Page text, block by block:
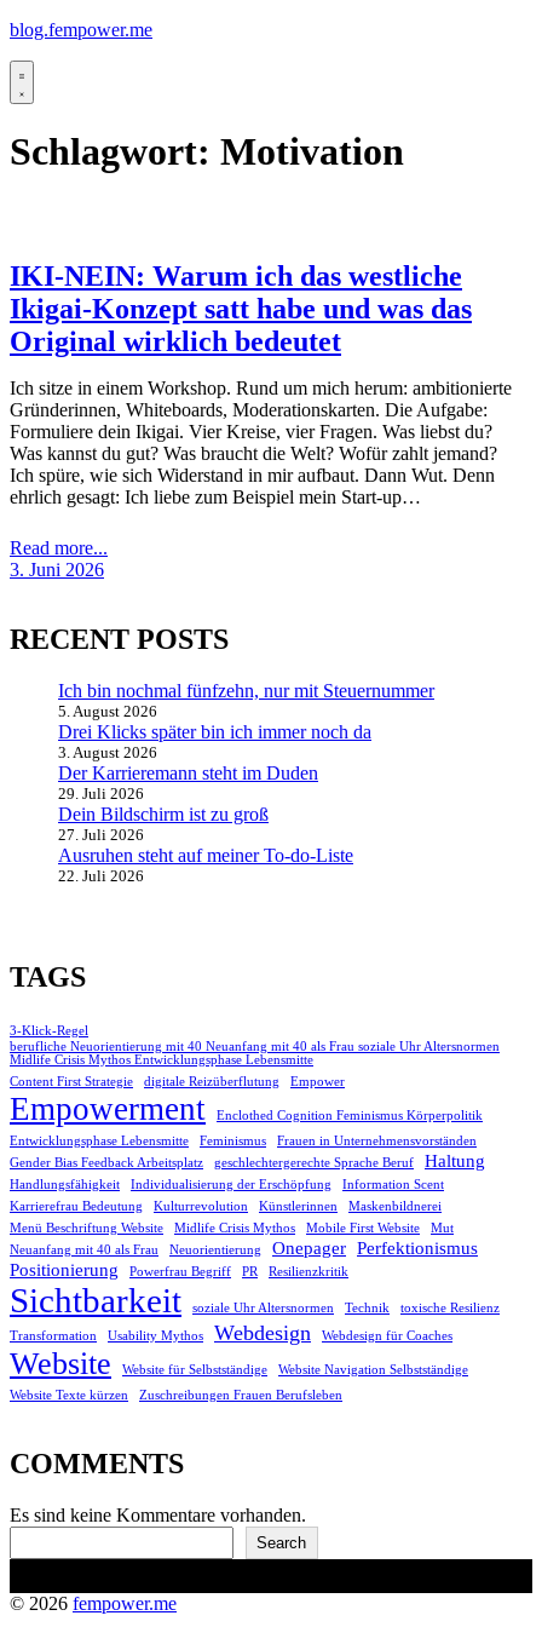
Skip
content
blog.fempower.me
Menu
Schlagwort: Motivation
IKI-NEIN: Warum ich das westliche
Ikigai-Konzept satt habe und was das
Original wirklich bedeutet
Ich sitze in einem Workshop. Rund um mich herum: ambitionierte
Gründerinnen, Whiteboards, Moderationskarten. Die Aufgabe:
Formuliere dein Ikigai. Vier Kreise, vier Fragen. Was liebst du?
Was kannst du gut? Was braucht die Welt? Wofür zahlt jemand?
Ich spüre, wie sich Widerstand in mir aufbaut. Dann Wut. Denn
ehrlich gesagt: Ich liebe zum Beispiel mein Start-up…
Read more...
3. Juni 2026
RECENT POSTS
Ich bin nochmal fünfzehn, nur mit Steuernummer
5. August 2026
Drei Klicks später bin ich immer noch da
3. August 2026
Der Karrieremann steht im Duden
29. Juli 2026
Dein Bildschirm ist zu groß
27. Juli 2026
Ausruhen steht auf meiner To-do-Liste
22. Juli 2026
TAGS
3-Klick-Regel
berufliche Neuorientierung mit 40 Neuanfang mit 40 als Frau soziale Uhr Altersnormen
Midlife Crisis Mythos Entwicklungsphase Lebensmitte
Content First Strategie
digitale Reizüberflutung Empower
Empowerment
Enclothed Cognition Feminismus Körperpolitik
Entwicklungsphase Lebensmitte
Feminismus
Frauen in Unternehmensvorständen
Gender Bias Feedback Arbeitsplatz
geschlechtergerechte Sprache Beruf Haltung
Handlungsfähigkeit Individualisierung der Erschöpfung
Information Scent
Karrierefrau Bedeutung
Kulturrevolution Künstlerinnen
Maskenbildnerei
Menü Beschriftung Website
Midlife Crisis Mythos Mobile First Website
Mut
Neuanfang mit 40 als Frau
Neuorientierung Onepager Perfektionismus
Positionierung
Powerfrau Begriff PR Resilienzkritik
Sichtbarkeit soziale Uhr Altersnormen Technik toxische Resilienz
Transformation Usability Mythos Webdesign Webdesign für Coaches
Website Website für Selbstständige
Website Navigation Selbstständige
Website Texte kürzen
Zuschreibungen Frauen Berufsleben
COMMENTS
Es sind keine Kommentare vorhanden.
u
h
Search
© 2026 fempower.me